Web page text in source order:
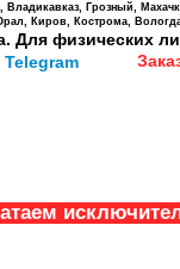
Грозный,
Киров, Кострома,
Для физических